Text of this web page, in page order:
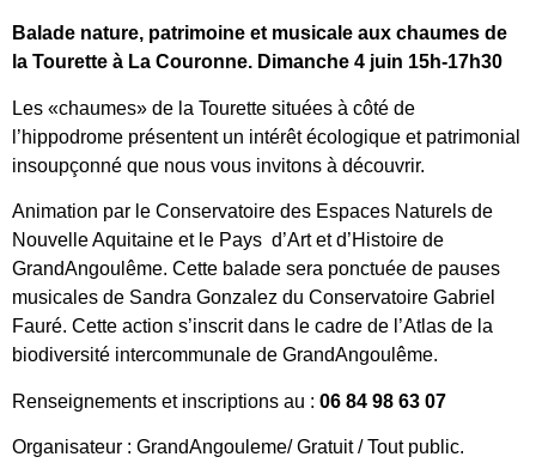
Balade nature, patrimoine et musicale aux chaumes de
la Tourette à La Couronne. Dimanche 4 juin 15h-17h30
Les «chaumes» de la Tourette situées à côté de
l’hippodrome présentent un intérêt écologique et patrimonial
insoupçonné que nous vous invitons à découvrir.
Animation par le Conservatoire des Espaces Naturels de
Nouvelle Aquitaine et le Pays d’Art et d’Histoire de
GrandAngoulême. Cette balade sera ponctuée de pauses
musicales de Sandra Gonzalez du Conservatoire Gabriel
Fauré. Cette action s’inscrit dans le cadre de l’Atlas de la
biodiversité intercommunale de GrandAngoulême.
Renseignements et inscriptions au : 06 84 98 63 07
Organisateur : GrandAngouleme/ Gratuit / Tout public.